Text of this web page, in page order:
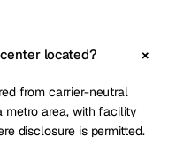
located?
from carrier-neutral
area, with facility
disclosure is permitted.